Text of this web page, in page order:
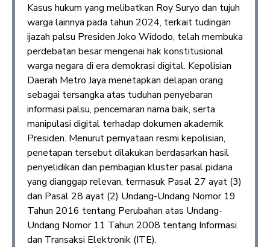
Kasus hukum yang melibatkan Roy Suryo dan tujuh
warga lainnya pada tahun 2024, terkait tudingan
ijazah palsu Presiden Joko Widodo, telah membuka
perdebatan besar mengenai hak konstitusional
warga negara di era demokrasi digital. Kepolisian
Daerah Metro Jaya menetapkan delapan orang
sebagai tersangka atas tuduhan penyebaran
informasi palsu, pencemaran nama baik, serta
manipulasi digital terhadap dokumen akademik
Presiden. Menurut pernyataan resmi kepolisian,
penetapan tersebut dilakukan berdasarkan hasil
penyelidikan dan pembagian kluster pasal pidana
yang dianggap relevan, termasuk Pasal 27 ayat (3)
dan Pasal 28 ayat (2) Undang-Undang Nomor 19
Tahun 2016 tentang Perubahan atas Undang-
Undang Nomor 11 Tahun 2008 tentang Informasi
dan Transaksi Elektronik (ITE).